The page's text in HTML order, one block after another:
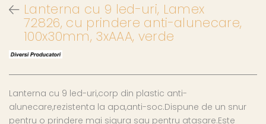
Lanterna cu 9 led-uri, Lamex
72826, cu prindere anti-alunecare,
100x30mm, 3xAAA, verde
Lanterna cu 9 led-uri,corp din plastic anti-
alunecare,rezistenta la apa,anti-soc.Dispune de un snur
pentru o prindere mai sigura sau pentru atasare.Este